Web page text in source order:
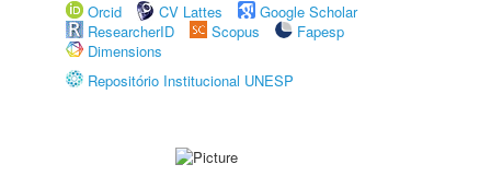
Orcid
CV Lattes
Google Scholar
ResearcherID
Scopus
Fapesp
Dimensions
Repositório Institucional UNESP